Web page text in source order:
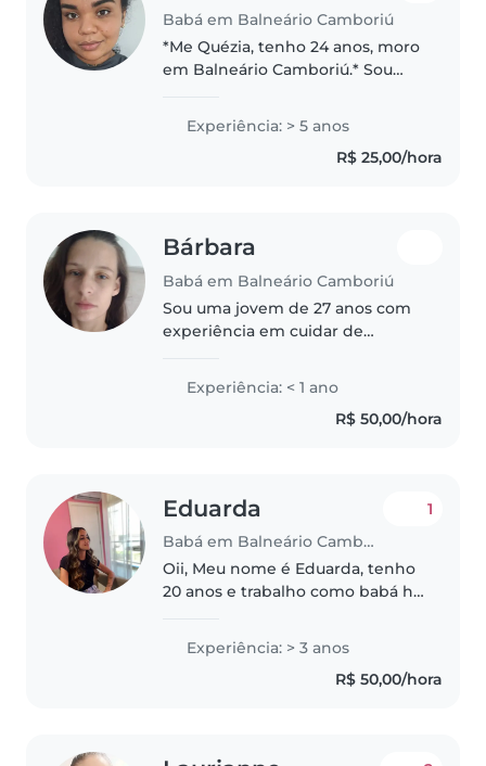
Babá em Balneário Camboriú
*Me Quézia, tenho 24 anos, moro
em Balneário Camboriú.* Sou
tímida, mas que adora estar
perto de crianças e descobrir a
personalidade de cada uma.
Experiência: > 5 anos
R$ 25,00/hora
Bárbara
Babá em Balneário Camboriú
Sou uma jovem de 27 anos com
experiência em cuidar de
Embora não tenha nenhuma
certificação de primeiros
Experiência: < 1 ano
R$ 50,00/hora
Eduarda
Babá em Balneário Camboriú
1
Oii, Meu nome é Eduarda, tenho
20 anos e trabalho como babá há
dedicada e amo cuidar de
crianças, pois acredito na
importância de oferecer um
Experiência: > 3 anos
R$ 50,00/hora